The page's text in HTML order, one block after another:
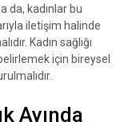
da, kadınlar bu
iletişim halinde
Kadın sağlığı
için bireysel
Ayında